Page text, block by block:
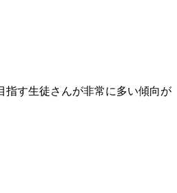
指す生徒さんが非常に多い傾向が